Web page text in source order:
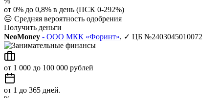
от 0% до 0,8% в день (ПСК 0-292%)
😐 Средняя вероятность одобрения
Получить деньги
NeoMoney - ООО МКК «Форинт», ✓ ЦБ №2403045010072
от 1 000 до 100 000 рублей
от 1 до 365 дней.